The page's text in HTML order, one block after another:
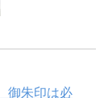
御朱印は必